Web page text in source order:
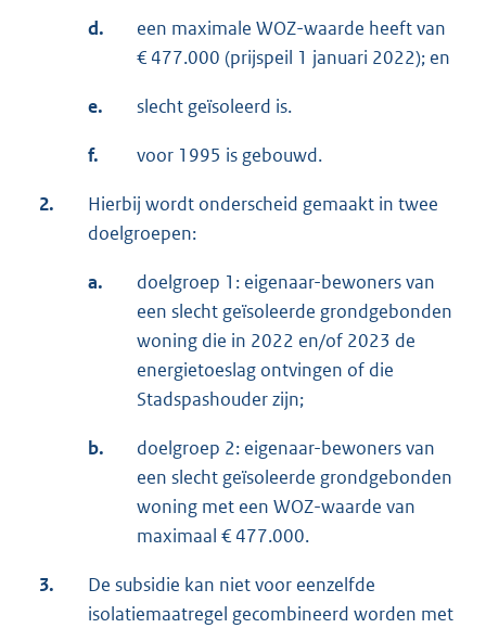
d.
een maximale WOZ-waarde heeft van
€ 477.000 (prijspeil 1 januari 2022); en
e. slecht geïsoleerd is.
f. voor 1995 is gebouwd.
2.
Hierbij wordt onderscheid gemaakt in twee
doelgroepen:
a.
doelgroep 1: eigenaar-bewoners van
een slecht geïsoleerde grondgebonden
woning die in 2022 en/of 2023 de
energietoeslag ontvingen of die
Stadspashouder zijn;
b.
doelgroep 2: eigenaar-bewoners van
een slecht geïsoleerde grondgebonden
woning met een WOZ-waarde van
maximaal € 477.000.
3.
De subsidie kan niet voor eenzelfde
isolatiemaatregel gecombineerd worden met